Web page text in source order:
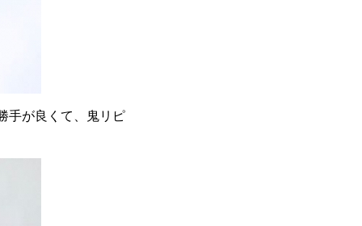
手が良くて、鬼リピ